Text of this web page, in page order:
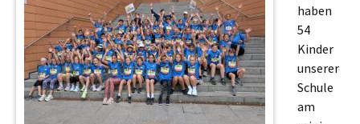
haben
54
Kinder
unserer
Schule
am